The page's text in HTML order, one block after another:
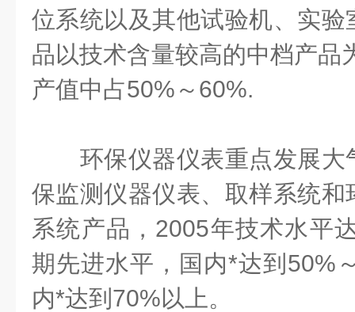
位系统以及其他试验机、实
品以技术含量较高的中档产品
产值中占50% ～ 60%.
环保仪器仪表重点发展大
保监测仪器仪表、取样系统
系统产品， 2005年技术水平
期先进水平，国内*达到 50%
内*达到 70%以上。